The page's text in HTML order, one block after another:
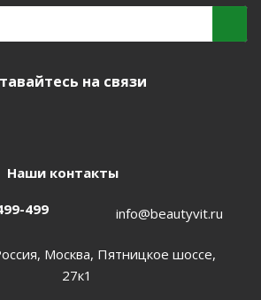
на связи
Наши контакты
499 info@beautyvit.ru
Москва, Пятницкое шоссе,
27к1